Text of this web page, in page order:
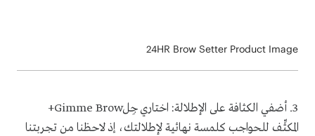
24HR Brow Setter Product Image
3
. أضفي الكثافة على الإطلالة: اختاري جِل+Gimme Brow
المكثِّف للحواجب كلمسة نهائية لإطلالتك، إذ لاحظنا من تجربتنا